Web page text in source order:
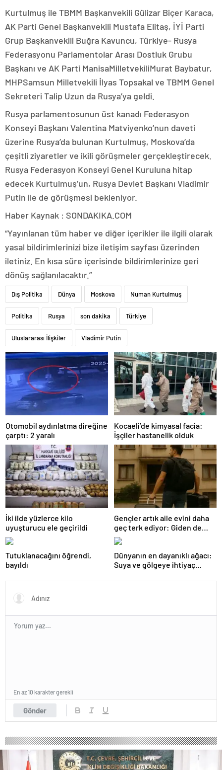
Kurtulmuş ile TBMM Başkanvekili Gülizar Biçer Karaca,
AK Parti Genel Başkanvekili Mustafa Elitaş, İYİ Parti
Grup Başkanvekili Buğra Kavuncu, Türkiye- Rusya
Federasyonu Parlamentolar Arası Dostluk Grubu
Başkanı ve AK Parti ManisaMilletvekiliMurat Baybatur,
MHPSamsun Milletvekili İlyas Topsakal ve TBMM Genel
Sekreteri Talip Uzun da Rusya’ya geldi.
Rusya parlamentosunun üst kanadı Federasyon
Konseyi Başkanı Valentina Matviyenko’nun daveti
üzerine Rusya’da bulunan Kurtulmuş, Moskova’da
çeşitli ziyaretler ve ikili görüşmeler gerçekleştirecek.
Rusya Federasyon Konseyi Genel Kuruluna hitap
edecek Kurtulmuş’un, Rusya Devlet Başkanı Vladimir
Putin ile de görüşmesi bekleniyor.
Haber Kaynak : SONDAKIKA.COM
“Yayınlanan tüm haber ve diğer içerikler ile ilgili olarak
yasal bildirimlerinizi bize iletişim sayfası üzerinden
iletiniz. En kısa süre içerisinde bildirimlerinize geri
dönüş sağlanılacaktır.”
Dış Politika Dünya Moskova Numan Kurtulmuş
Politika Rusya son dakika Türkiye
Uluslararası İlişkiler Vladimir Putin
Otomobil aydınlatma direğine
çarptı: 2 yaralı
Kocaeli’de kimyasal facia:
İşçiler hastanelik olduk
İki ilde yüzlerce kilo
uyuşturucu ele geçirildi
Gençler artık aile evini daha
geç terk ediyor: Giden de
geri dönüyor
Tutuklanacağını öğrendi,
bayıldı
Dünyanın en dayanıklı ağacı:
Suya ve gölgeye ihtiyaç
veriyor!
Gönder
En az 10 karakter gerekli